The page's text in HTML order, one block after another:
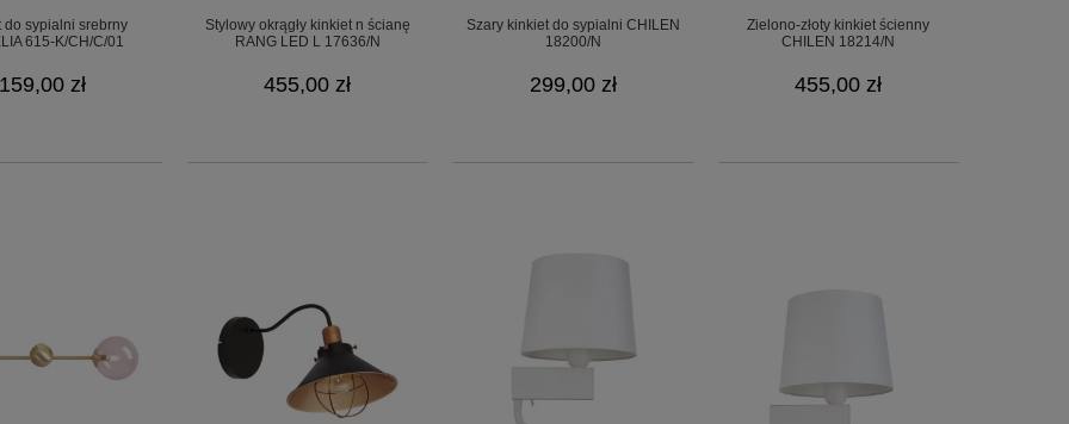
do sypialni srebrny
615-K/CH/C/01
159,00 zł
Stylowy okrągły kinkiet n ścianę
RANG LED L 17636/N
455,00 zł
Szary kinkiet do sypialni CHILEN
18200/N
299,00 zł
Zielono-złoty kinkiet ścienny
CHILEN 18214/N
455,00 zł